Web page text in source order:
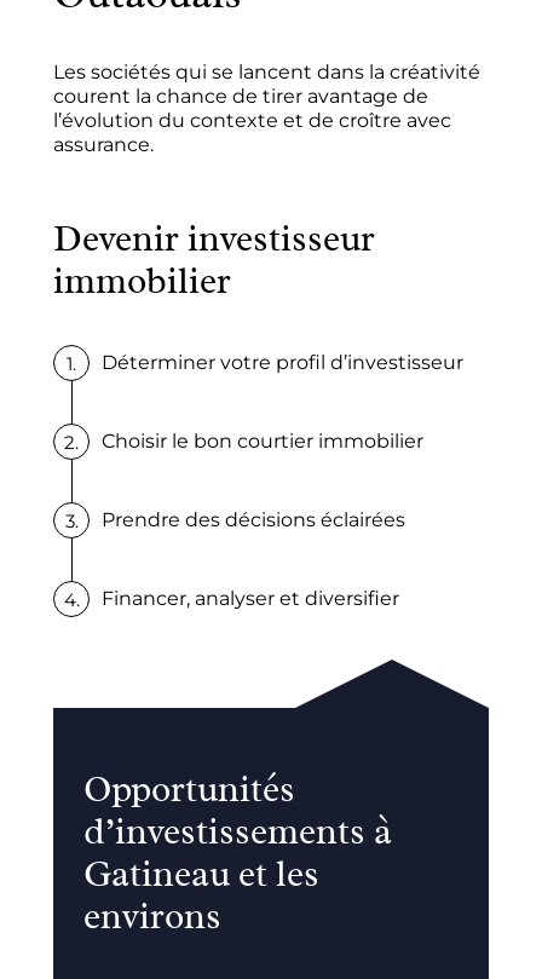
Les sociétés qui se lancent dans la créativité
courent la chance de tirer avantage de
l’évolution du contexte et de croître avec
assurance.
Devenir investisseur
immobilier
Déterminer votre profil d’investisseur
Choisir le bon courtier immobilier
Prendre des décisions éclairées
Financer, analyser et diversifier
Opportunités
d’investissements à
Gatineau et les
environs